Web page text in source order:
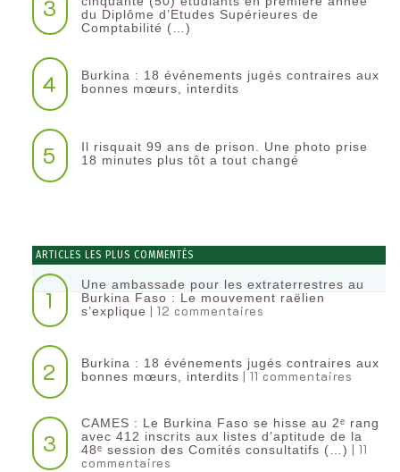
3
du Diplôme d’Etudes Supérieures de
Comptabilité (…)
4
Burkina : 18 événements jugés contraires aux
bonnes mœurs, interdits
5
Il risquait 99 ans de prison. Une photo prise
18 minutes plus tôt a tout changé
ARTICLES LES PLUS COMMENTÉS
1
Une ambassade pour les extraterrestres au
Burkina Faso : Le mouvement raëlien
s’explique | 12 commentaires
2
Burkina : 18 événements jugés contraires aux
bonnes mœurs, interdits | 11 commentaires
3
CAMES : Le Burkina Faso se hisse au 2ᵉ rang
avec 412 inscrits aux listes d’aptitude de la
48ᵉ session des Comités consultatifs (…) | 11
commentaires